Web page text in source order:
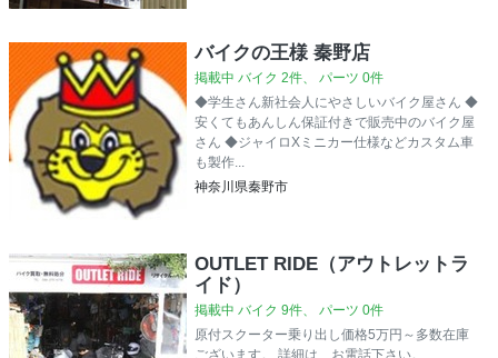
バイクの王様 秦野店
掲載中 バイク 2件、 パーツ 0件
◆学生さん新社会人にやさしいバイク屋さん ◆
安くてもあんしん保証付きで販売中のバイク屋
さん ◆ジャイロXミニカー仕様などカスタム車
も製作...
神奈川県秦野市
OUTLET RIDE（アウトレットラ
イド）
掲載中 バイク 9件、 パーツ 0件
原付スクーター乗り出し価格5万円～多数在庫
ございます。 詳細は、お電話下さい。